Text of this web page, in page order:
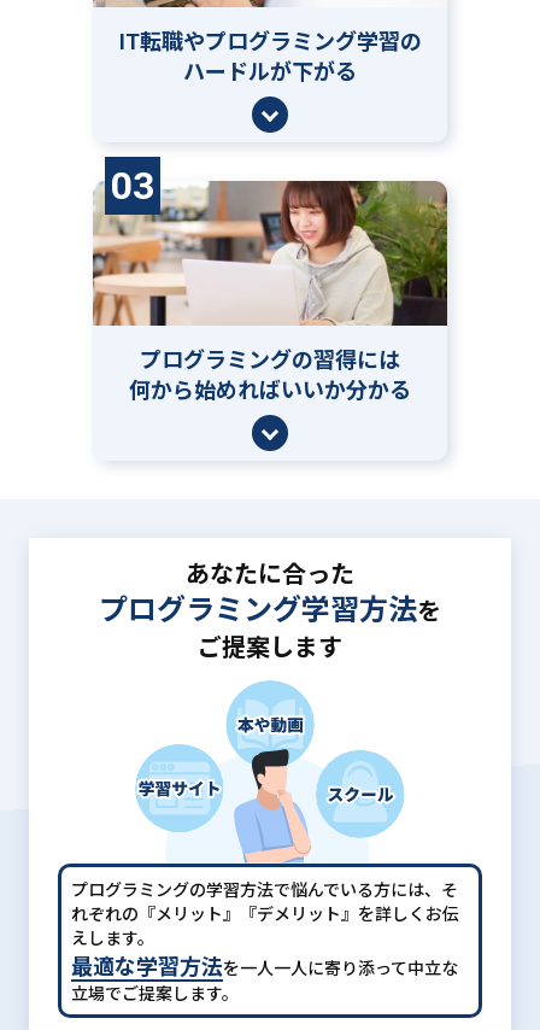
IT転職やプログラミング学習の
ハードルが下がる
03
プログラミングの習得には
何から始めればいいか分かる
あなたに合った
プログラミング学習方法を
ご提案します
プログラミングの学習方法で悩んでいる方には、 そ
れぞれの『メリット』『デメリット』を詳しくお伝
えします。
最適な学習方法を一人一人に寄り添って中立な
立場でご提案します。